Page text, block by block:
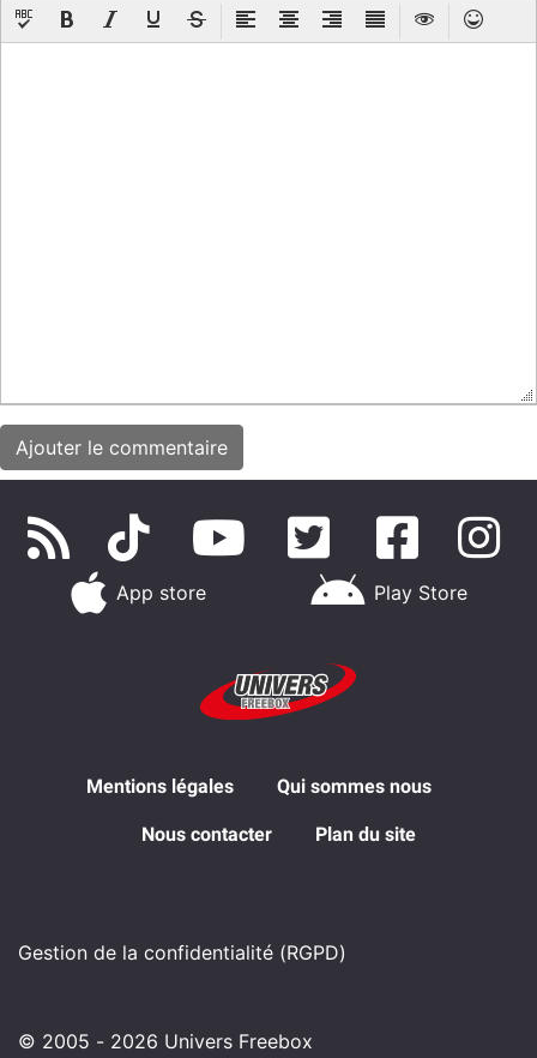
App store Play Store
Mentions légales Qui sommes nous
Nous contacter Plan du site
Gestion de la confidentialité (RGPD)
© 2005 - 2026 Univers Freebox